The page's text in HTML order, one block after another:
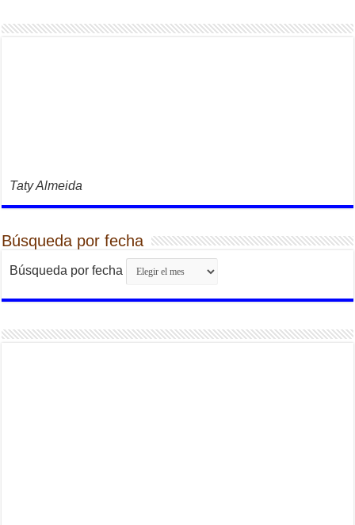
Taty Almeida
Búsqueda por fecha
Búsqueda por fecha